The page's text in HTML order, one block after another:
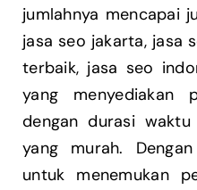
jumlahnya mencapai
jasa seo jakarta, jasa
terbaik, jasa seo
yang menyediakan
dengan durasi
yang murah.
untuk menemukan